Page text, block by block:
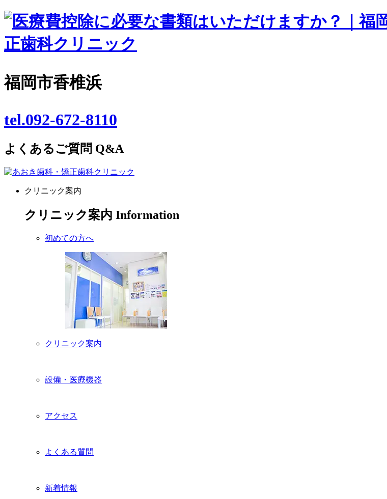
福岡市香椎浜
tel.092-672-8110
よくあるご質問 Q&A
クリニック案内
クリニック案内 Information
初めての方へ
クリニック案内
設備・医療機器
アクセス
よくある質問
新着情報